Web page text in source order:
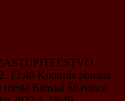
13:48 Kontrola plnenia
Banská Štiavnica